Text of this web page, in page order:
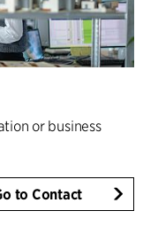
or business
to Contact